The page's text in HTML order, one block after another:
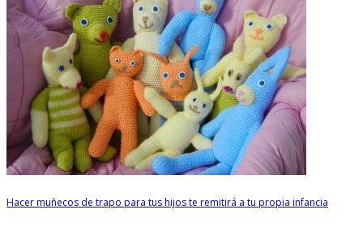
Hacer muñecos de trapo para tus hijos te remitirá a tu propia infancia